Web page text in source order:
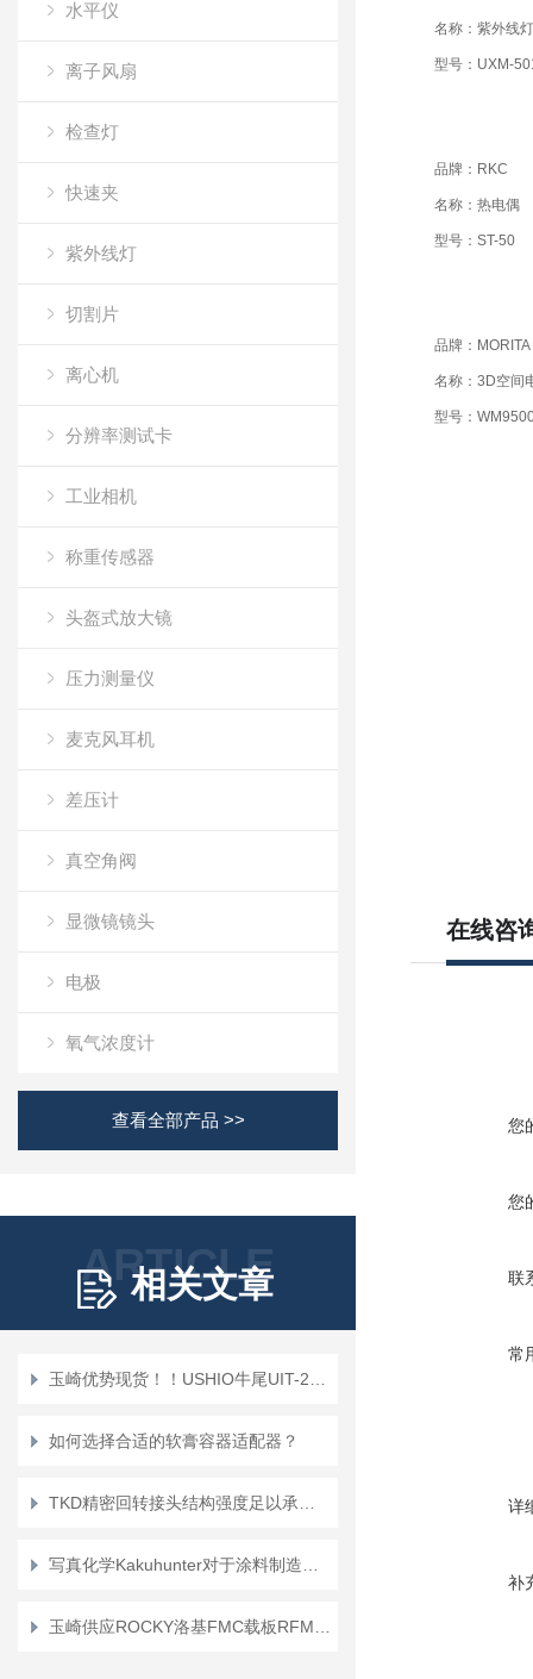
水平仪
离子风扇
检查灯
快速夹
紫外线灯
切割片
离心机
分辨率测试卡
工业相机
称重传感器
头盔式放大镜
压力测量仪
麦克风耳机
差压计
真空角阀
显微镜镜头
电极
氧气浓度计
查看全部产品 >>
ARTICLE
相关文章
如何选择合适的软膏容器适配器？
名称：紫外线
型号：UXM-
品牌：RKC
名称：热电偶
型号：ST-50
品牌：MORITA
名称：3D空间
型号：
在线咨
您
您
联
常
详
补